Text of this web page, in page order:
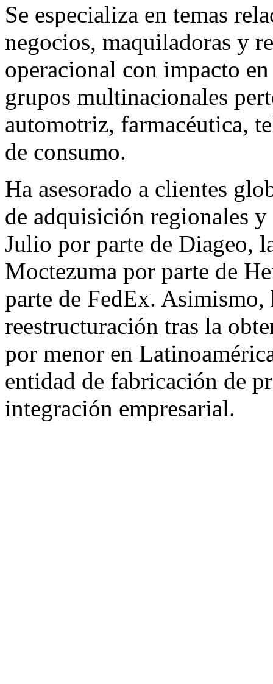
Se especializa en temas
negocios, maquiladoras y
operacional con impacto
grupos multinacionales
automotriz, farmacéutica,
de consumo.
Ha asesorado a clientes
de adquisición regionales
Julio por parte de Diageo,
Moctezuma por parte de
parte de FedEx. Asimismo,
reestructuración tras la
por menor en
entidad de fabricación de
integración empresarial.